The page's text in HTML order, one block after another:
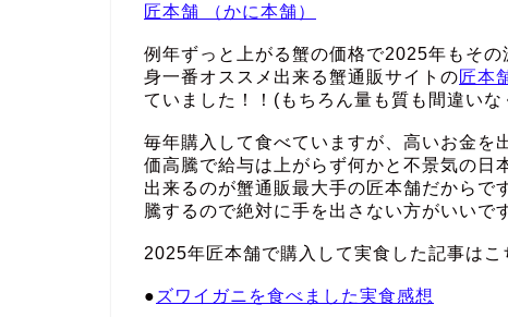
匠本舗 （かに本舗）
例年ずっと上がる蟹の価格で2025年もそ
身一番オススメ出来る蟹通販サイトの匠本
ていました！！(もちろん量も質も間違いな
毎年購入して食べていますが、高いお金を
価高騰で給与は上がらず何かと不景気の日
出来るのが蟹通販最大手の匠本舗だからで
騰するので絶対に手を出さない方がいいで
2025年匠本舗で購入して実食した記事はこ
● ズワイガニを食べました実食感想